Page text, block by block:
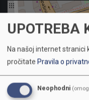
UPOTREBA
Na našoj internet stranici
pročitate Pravila o
Neophodni